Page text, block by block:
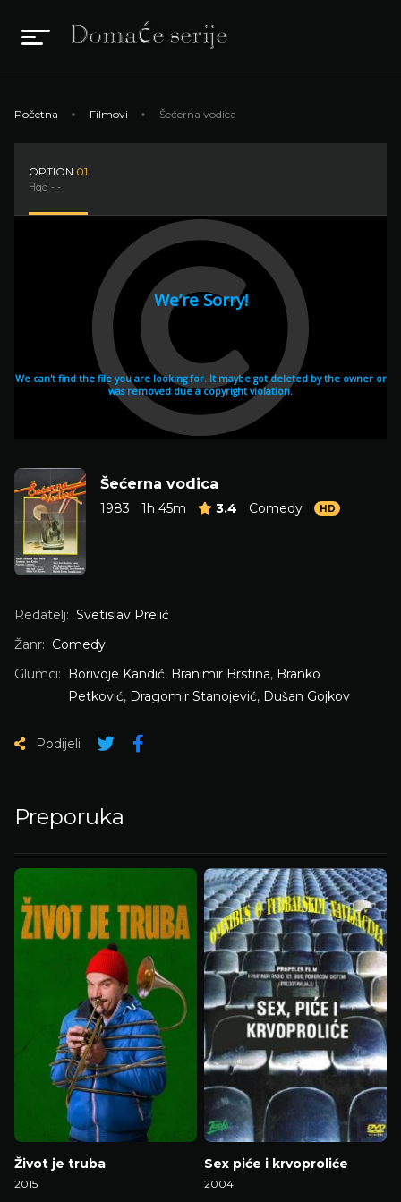
Početna Filmovi Šećerna vodica
OPTION 01
Hqq - -
Šećerna vodica
1983 1h 45m 3.4 Comedy HD
Redatelj: Svetislav Prelić
Žanr: Comedy
Glumci:
Borivoje Kandić, Branimir Brstina, Branko
Petković, Dragomir Stanojević, Dušan Gojkov
Podijeli
Preporuka
Život je truba
2015
Sex piće i krvoproliće
2004